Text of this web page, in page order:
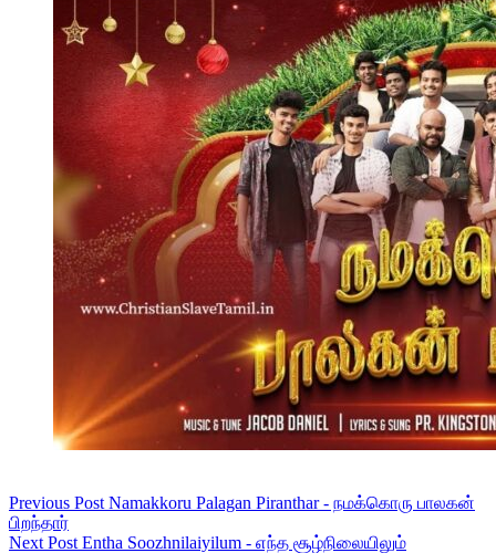
Previous Post Namakkoru Palagan Piranthar - நமக்கொரு பாலகன்
பிறந்தார்
Next Post Entha Soozhnilaiyilum - எந்த சூழ்நிலையிலும்